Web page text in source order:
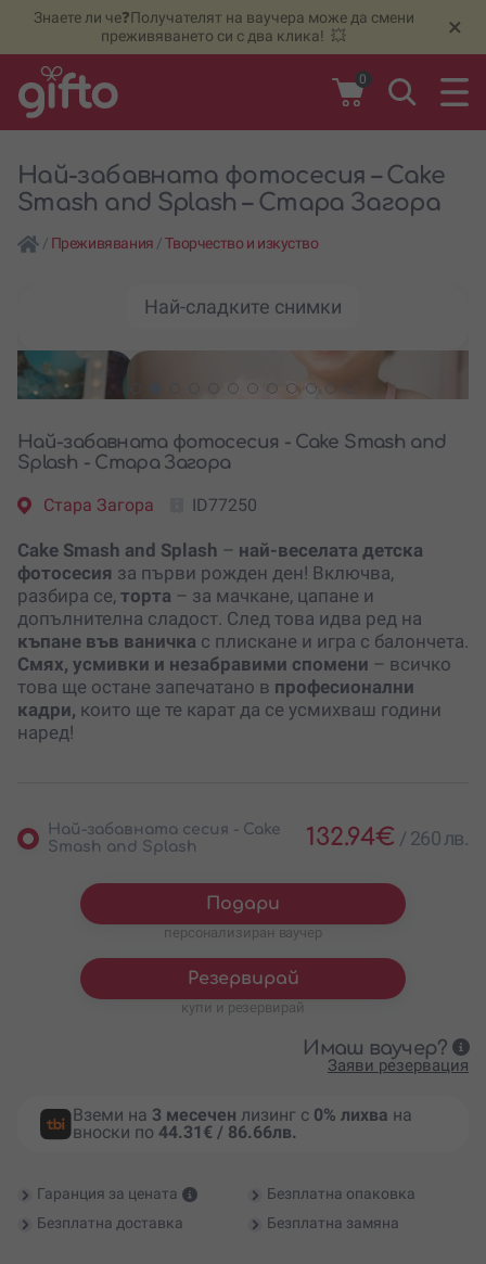
Знаете ли че❓Получателят на ваучера може да смени
преживяването си с два клика! 💥
×
0
Най-забавната фотосесия – Cake
Smash and Splash – Стара Загора
/ Преживявания /Творчество и изкуство
Най-сладките снимки
Най-забавната фотосесия - Cake Smash and
Splash - Стара Загора
Стара Загора ID77250
Cake Smash and Splash – най-веселата детска
фотосесия за първи рожден ден! Включва,
разбира се, торта – за мачкане, цапане и
допълнителна сладост. След това идва ред на
къпане във ваничка с плискане и игра с балончета.
Смях, усмивки и незабравими спомени – всичко
това ще остане запечатано в професионални
кадри, които ще те карат да се усмихваш години
наред!
Най-забавната сесия - Cake
Smash and Splash
132.94€ / 260 лв.
Подари
персонализиран ваучер
Резервирай
купи и резервирай
Имаш ваучер?
Заяви резервация
Вземи на 3 месечен лизинг с 0% лихва на
вноски по 44.31€ / 86.66лв.
Гаранция за цената
Безплатна опаковка
Безплатна доставка
Безплатна замяна